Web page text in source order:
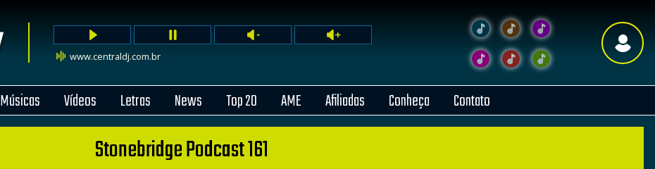
www.centraldj.com.br
Músicas Vídeos Letras News Top 20 AME Afiliadas Conheça Contato
Stonebridge Podcast 161